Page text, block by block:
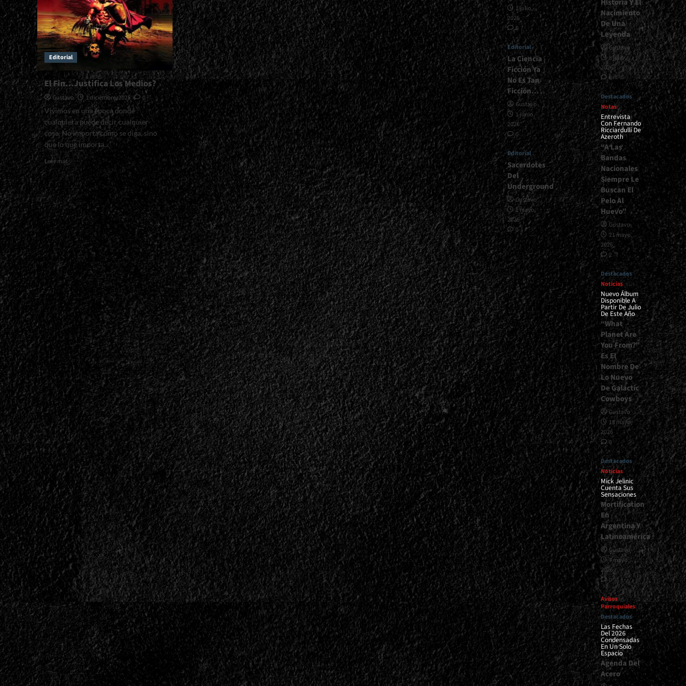
Editorial
El Fin…Justifica Los Medios?
Gustavo 1 diciembre, 2025
0
Vivimos en una época donde
cualquiera puede decir cualquier
cosa. No importa cómo se diga, sino
que lo que importa...
Leer más Read
more
about
El
Fin…
Justifica
Los
Medios?
1 julio,
2026
0
Editorial
La Ciencia
Ficción Ya
No Es Tan
Ficción…
Gustavo
1 junio,
2026
0
Editorial
Sacerdotes
Del
Underground
Gustavo
1 mayo,
2026
0
Historia Y El
Nacimiento
De Una
Leyenda
Gustavo
8 julio,
2026
0
Destacados
Notas
Entrevista
Con Fernando
Ricciardulli De
Azeroth
“A Las
Bandas
Nacionales
Siempre Le
Buscan El
Pelo Al
Huevo”
Gustavo
21 mayo,
2026
2
Destacados
Noticias
Nuevo Álbum
Disponible A
Partir De Julio
De Este Año
“What
Planet Are
You From?”
Es El
Nombre De
Lo Nuevo
De Galactic
Cowboys
Gustavo
15 mayo,
2026
0
Destacados
Noticias
Mick Jelinic
Cuenta Sus
Sensaciones
Mortification
En
Argentina Y
Latinoamérica
Gustavo
7 mayo,
2026
0
Avisos
Parroquiales
Destacados
Las Fechas
Del 2026
Condensadas
En Un Solo
Espacio
Agenda Del
Acero